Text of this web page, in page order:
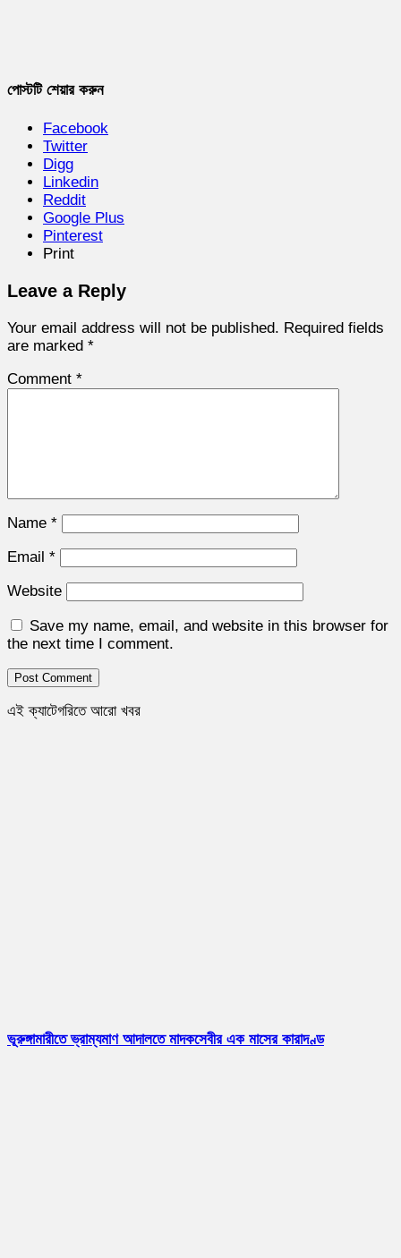
পোস্টটি শেয়ার করুন
Facebook
Twitter
Digg
Linkedin
Reddit
Google Plus
Pinterest
Print
Leave a Reply
Your email address will not be published. Required fields
are marked *
Comment *
Name *
Email *
Website
Save my name, email, and website in this browser for
the next time I comment.
এই ক্যাটেগরিতে আরো খবর
ভূরুঙ্গামারীতে ভ্রাম্যমাণ আদালতে মাদকসেবীর এক মাসের কারাদণ্ড